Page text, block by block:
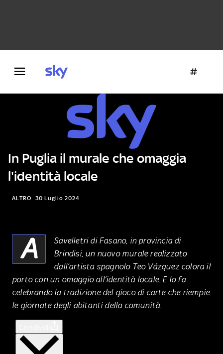
In Puglia il murale che omaggia
l'identità locale
ALTRO 30 Luglio 2024
A Savelletri di Fasano, in provincia di
Brindisi, un nuovo murale realizzato
dall’artista spagnolo Teo Vázquezcolora il
porto con un omaggio all’identità locale. E lo fa
celebrando la tradizione del gioco di carte che riempie
le giornate degli abitanti della comunità.